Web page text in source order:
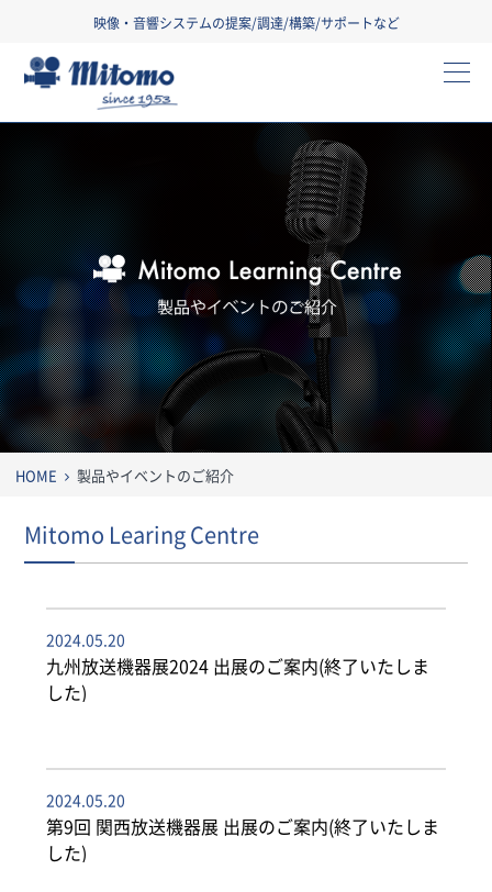
映像・音響システムの提案/調達/構築/サポートなど
HOME 製品やイベントのご紹介
Mitomo Learing Centre
2024.05.20
九州放送機器展2024 出展のご案内(終了いたしま
した)
2024.05.20
第9回 関西放送機器展 出展のご案内(終了いたしま
した)